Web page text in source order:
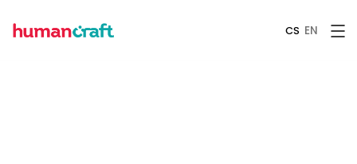
CS EN